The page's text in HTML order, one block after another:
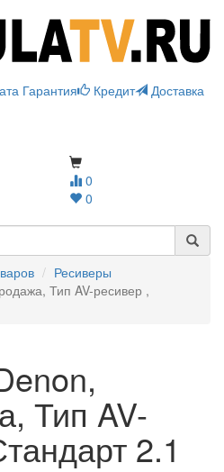
Гарантия Кредит
Доставка
0
0
Ресиверы
Тип AV-ресивер ,
Тип AV-
2.1